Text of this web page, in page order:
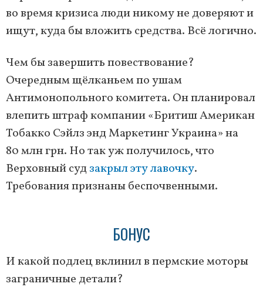
во время кризиса люди никому не доверяют и
ищут, куда бы вложить средства. Всё логично.
Чем бы завершить повествование?
Очередным щёлканьем по ушам
Антимонопольного комитета. Он планировал
влепить штраф компании «Бритиш Американ
Тобакко Сэйлз энд Маркетинг Украина» на
80 млн грн. Но так уж получилось, что
Верховный судзакрыл эту лавочку.
Требования признаны беспочвенными.
БОНУС
И какой подлец вклинил в пермские моторы
заграничные детали?